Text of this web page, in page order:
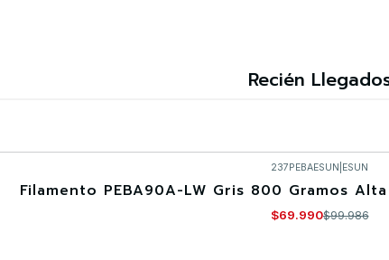
Recién
237PEBAESUN ESUN
Filamento PEBA90A-LW Gris 800 Gramos
$69.990$99.986